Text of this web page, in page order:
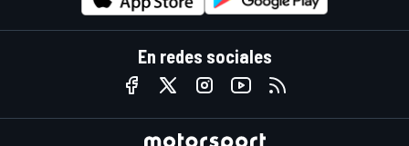
En redes sociales